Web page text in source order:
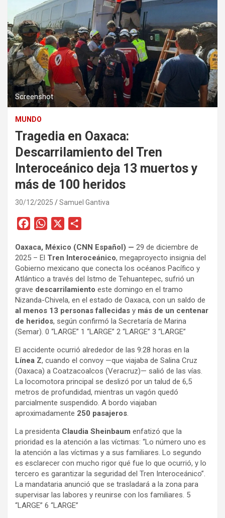
Screenshot
MUNDO
Tragedia en Oaxaca:
Descarrilamiento del Tren
Interoceánico deja 13 muertos y
más de 100 heridos
30/12/2025 Samuel Gantiva
c
e
b
o
o
k
W
a
t
s
A
p
p
m
p
a
r
t
i
r
Oaxaca, México (CNN Español) — 29 de diciembre de
2025 – El Tren Interoceánico, megaproyecto insignia del
Gobierno mexicano que conecta los océanos Pacífico y
Atlántico a través del Istmo de Tehuantepec, sufrió un
grave descarrilamiento este domingo en el tramo
Nizanda-Chivela, en el estado de Oaxaca, con un saldo de
al menos 13 personas fallecidas y más de un centenar
de heridos, según confirmó la Secretaría de Marina
(Semar). 0 “LARGE” 1 “LARGE” 2 “LARGE” 3 “LARGE”
El accidente ocurrió alrededor de las 9:28 horas en la
Línea Z, cuando el convoy —que viajaba de Salina Cruz
(Oaxaca) a Coatzacoalcos (Veracruz)— salió de las vías.
La locomotora principal se deslizó por un talud de 6,5
metros de profundidad, mientras un vagón quedó
parcialmente suspendido. A bordo viajaban
aproximadamente 250 pasajeros.
La presidenta Claudia Sheinbaum enfatizó que la
prioridad es la atención a las víctimas: “Lo número uno es
la atención a las víctimas y a sus familiares. Lo segundo
es esclarecer con mucho rigor qué fue lo que ocurrió, y lo
tercero es garantizar la seguridad del Tren Interoceánico”.
La mandataria anunció que se trasladará a la zona para
supervisar las labores y reunirse con los familiares. 5
“LARGE” 6 “LARGE”